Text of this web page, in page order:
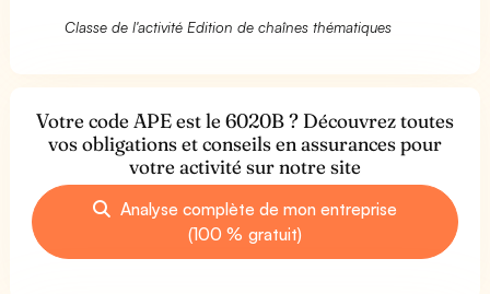
Classe de l'activité Edition de chaînes thématiques
Votre code APE est le 6020B ? Découvrez toutes
vos obligations et conseils en assurances pour
votre activité sur notre site
Analyse complète de mon entreprise
(100 % gratuit)